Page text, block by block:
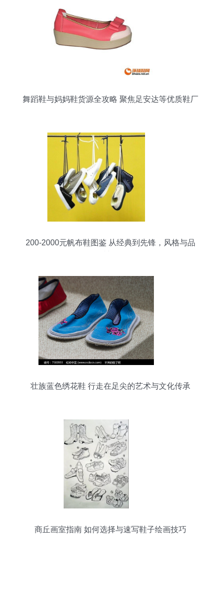
舞蹈鞋与妈妈鞋货源全攻略 聚焦足安达等优质鞋厂
200-2000元帆布鞋图鉴 从经典到先锋，风格与品
壮族蓝色绣花鞋 行走在足尖的艺术与文化传承
商丘画室指南 如何选择与速写鞋子绘画技巧